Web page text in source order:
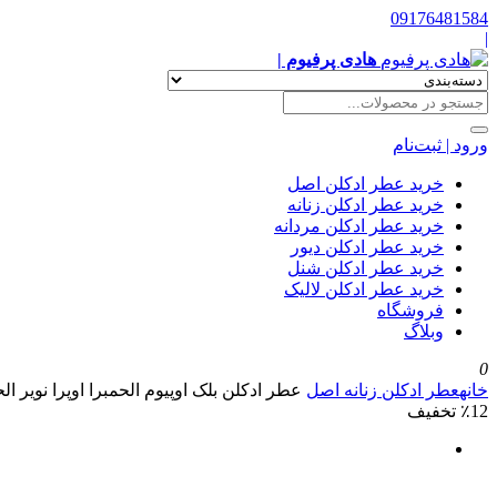
09176481584
|
هادی پرفیوم |
ورود | ثبت‌نام
خرید عطر ادکلن اصل
خرید عطر ادکلن زنانه
خرید عطر ادکلن مردانه
خرید عطر ادکلن دیور
خرید عطر ادکلن شنل
خرید عطر ادکلن لالیک
فروشگاه
وبلاگ
0
خانهعطر ادکلن زنانه اصل عطر ادکلن بلک اوپیوم الحمبرا اوپرا نویر
٪12 تخفیف